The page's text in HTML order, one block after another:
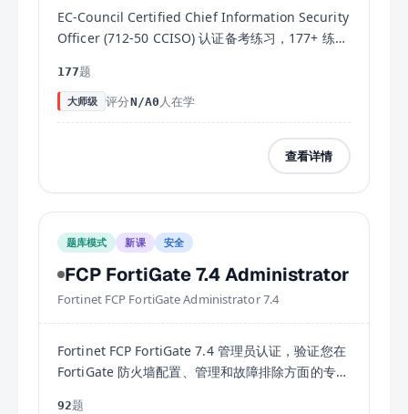
EC-Council Certified Chief Information Security
Officer (712-50 CCISO) 认证备考练习，177+ 练习
177题
大师级 评分N/A0 人在学
查看详情
题库模式 新课 安全
FCP FortiGate 7.4 Administrator
Fortinet FCP FortiGate Administrator 7.4
Fortinet FCP FortiGate 7.4 管理员认证，验证您在
FortiGate 防火墙配置、管理和故障排除方面的专业
92题